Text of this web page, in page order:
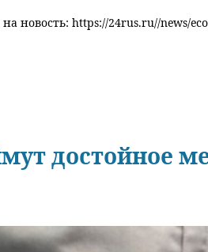
новость: https://24rus.ru//news/
достойное